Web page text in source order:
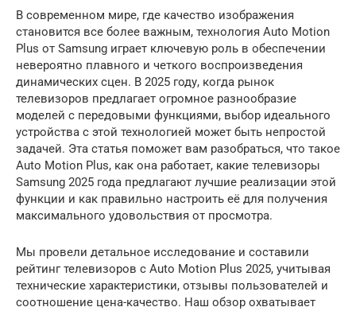
В современном мире, где качество изображения
становится все более важным, технология Auto Motion
Plus от Samsung играет ключевую роль в обеспечении
невероятно плавного и четкого воспроизведения
динамических сцен. В 2025 году, когда рынок
телевизоров предлагает огромное разнообразие
моделей с передовыми функциями, выбор идеального
устройства с этой технологией может быть непростой
задачей. Эта статья поможет вам разобраться, что такое
Auto Motion Plus, как она работает, какие телевизоры
Samsung 2025 года предлагают лучшие реализации этой
функции и как правильно настроить её для получения
максимального удовольствия от просмотра.
Мы провели детальное исследование и составили
рейтинг телевизоров с Auto Motion Plus 2025, учитывая
технические характеристики, отзывы пользователей и
соотношение цена-качество. Наш обзор охватывает